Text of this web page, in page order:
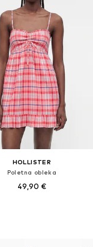
HOLLISTER
Poletna obleka
49,90 €